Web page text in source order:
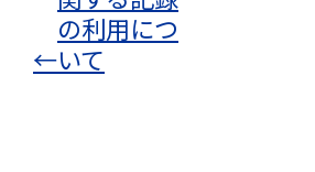
←
の利用につ
いて